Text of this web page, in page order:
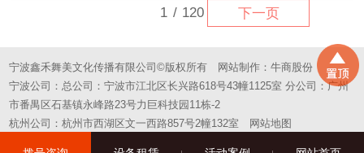
1 / 120 下一页
宁波鑫禾舞美文化传播有限公司©版权所有 网站制作：牛商股份
宁波公司：总公司：宁波市江北区长兴路618号43幢1125室 分公司：广州
市番禺区石基镇永峰路23号力巨科技园11栋-2
杭州公司：杭州市西湖区文一西路857号2幢132室
网站地图